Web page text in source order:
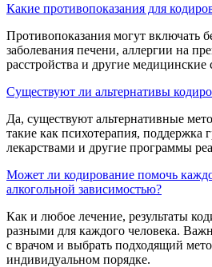
Какие противопоказания для
Противопоказания могут включать
заболевания печени, аллергии на
расстройства и другие медицинские
Существуют ли альтернативы
Да, существуют альтернативные
такие как психотерапия, поддержка
лекарствами и другие программы
Может ли кодирование помочь
алкогольной зависимостью?
Как и любое лечение, результаты
разными для каждого человека.
с врачом и выбрать подходящий
индивидуальном порядке.